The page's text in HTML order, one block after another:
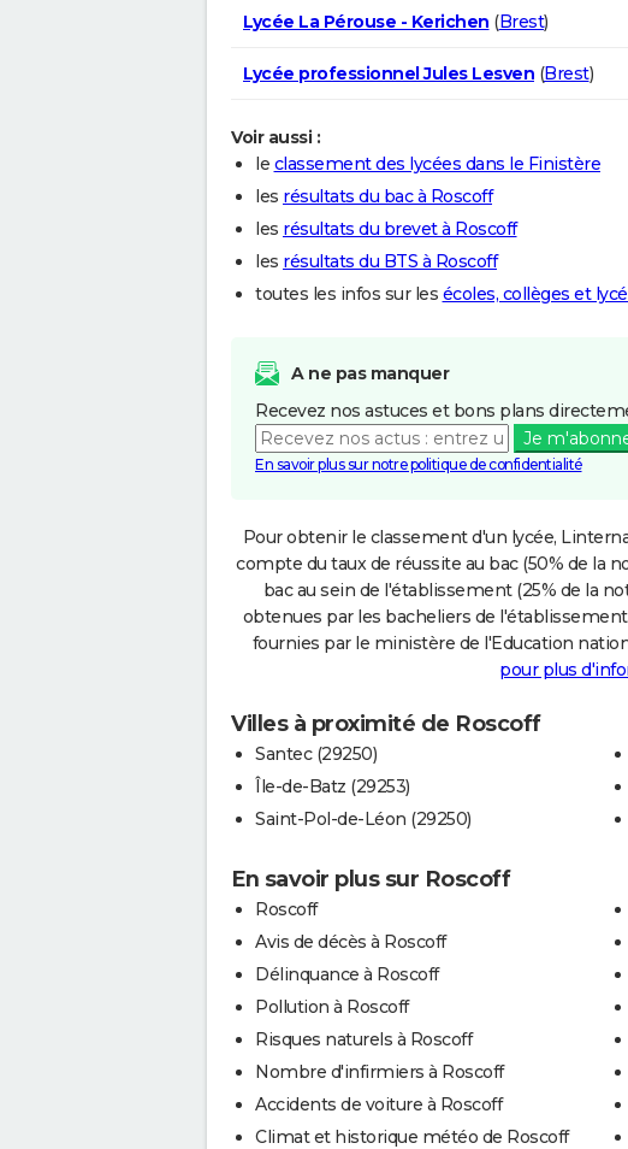
Lycée La Pérouse - Kerichen (Brest)
Lycée professionnel Jules Lesven (Brest)
Voir aussi :
le classement des lycées dans le Finistère
les résultats du bac à Roscoff
les résultats du brevet à Roscoff
les résultats du BTS à Roscoff
toutes les infos sur les écoles, collèges et
A ne pas manquer
Recevez nos astuces et bons plans
Je
En savoir plus sur notre politique de confidentialité
Pour obtenir le classement d'un lycée,
compte du taux de réussite au bac (50% de la
bac au sein de l'établissement (25% de la
obtenues par les bacheliers de
fournies par le ministère de l'Education
pour plus
Villes à proximité de Roscoff
Santec (29250)
Île-de-Batz (29253)
Saint-Pol-de-Léon (29250)
En savoir plus sur Roscoff
Roscoff
Avis de décès à Roscoff
Délinquance à Roscoff
Pollution à Roscoff
Risques naturels à Roscoff
Nombre d'infirmiers à Roscoff
Accidents de voiture à Roscoff
Climat et historique météo de Roscoff